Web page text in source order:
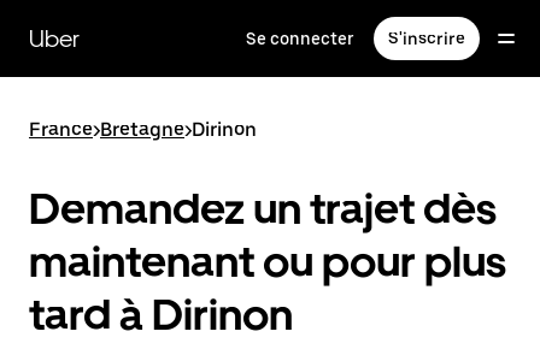
contenu
principal
Uber Se connecter S'inscrire
France>Bretagne>Dirinon
Demandez un trajet dès
maintenant ou pour plus
tard à Dirinon